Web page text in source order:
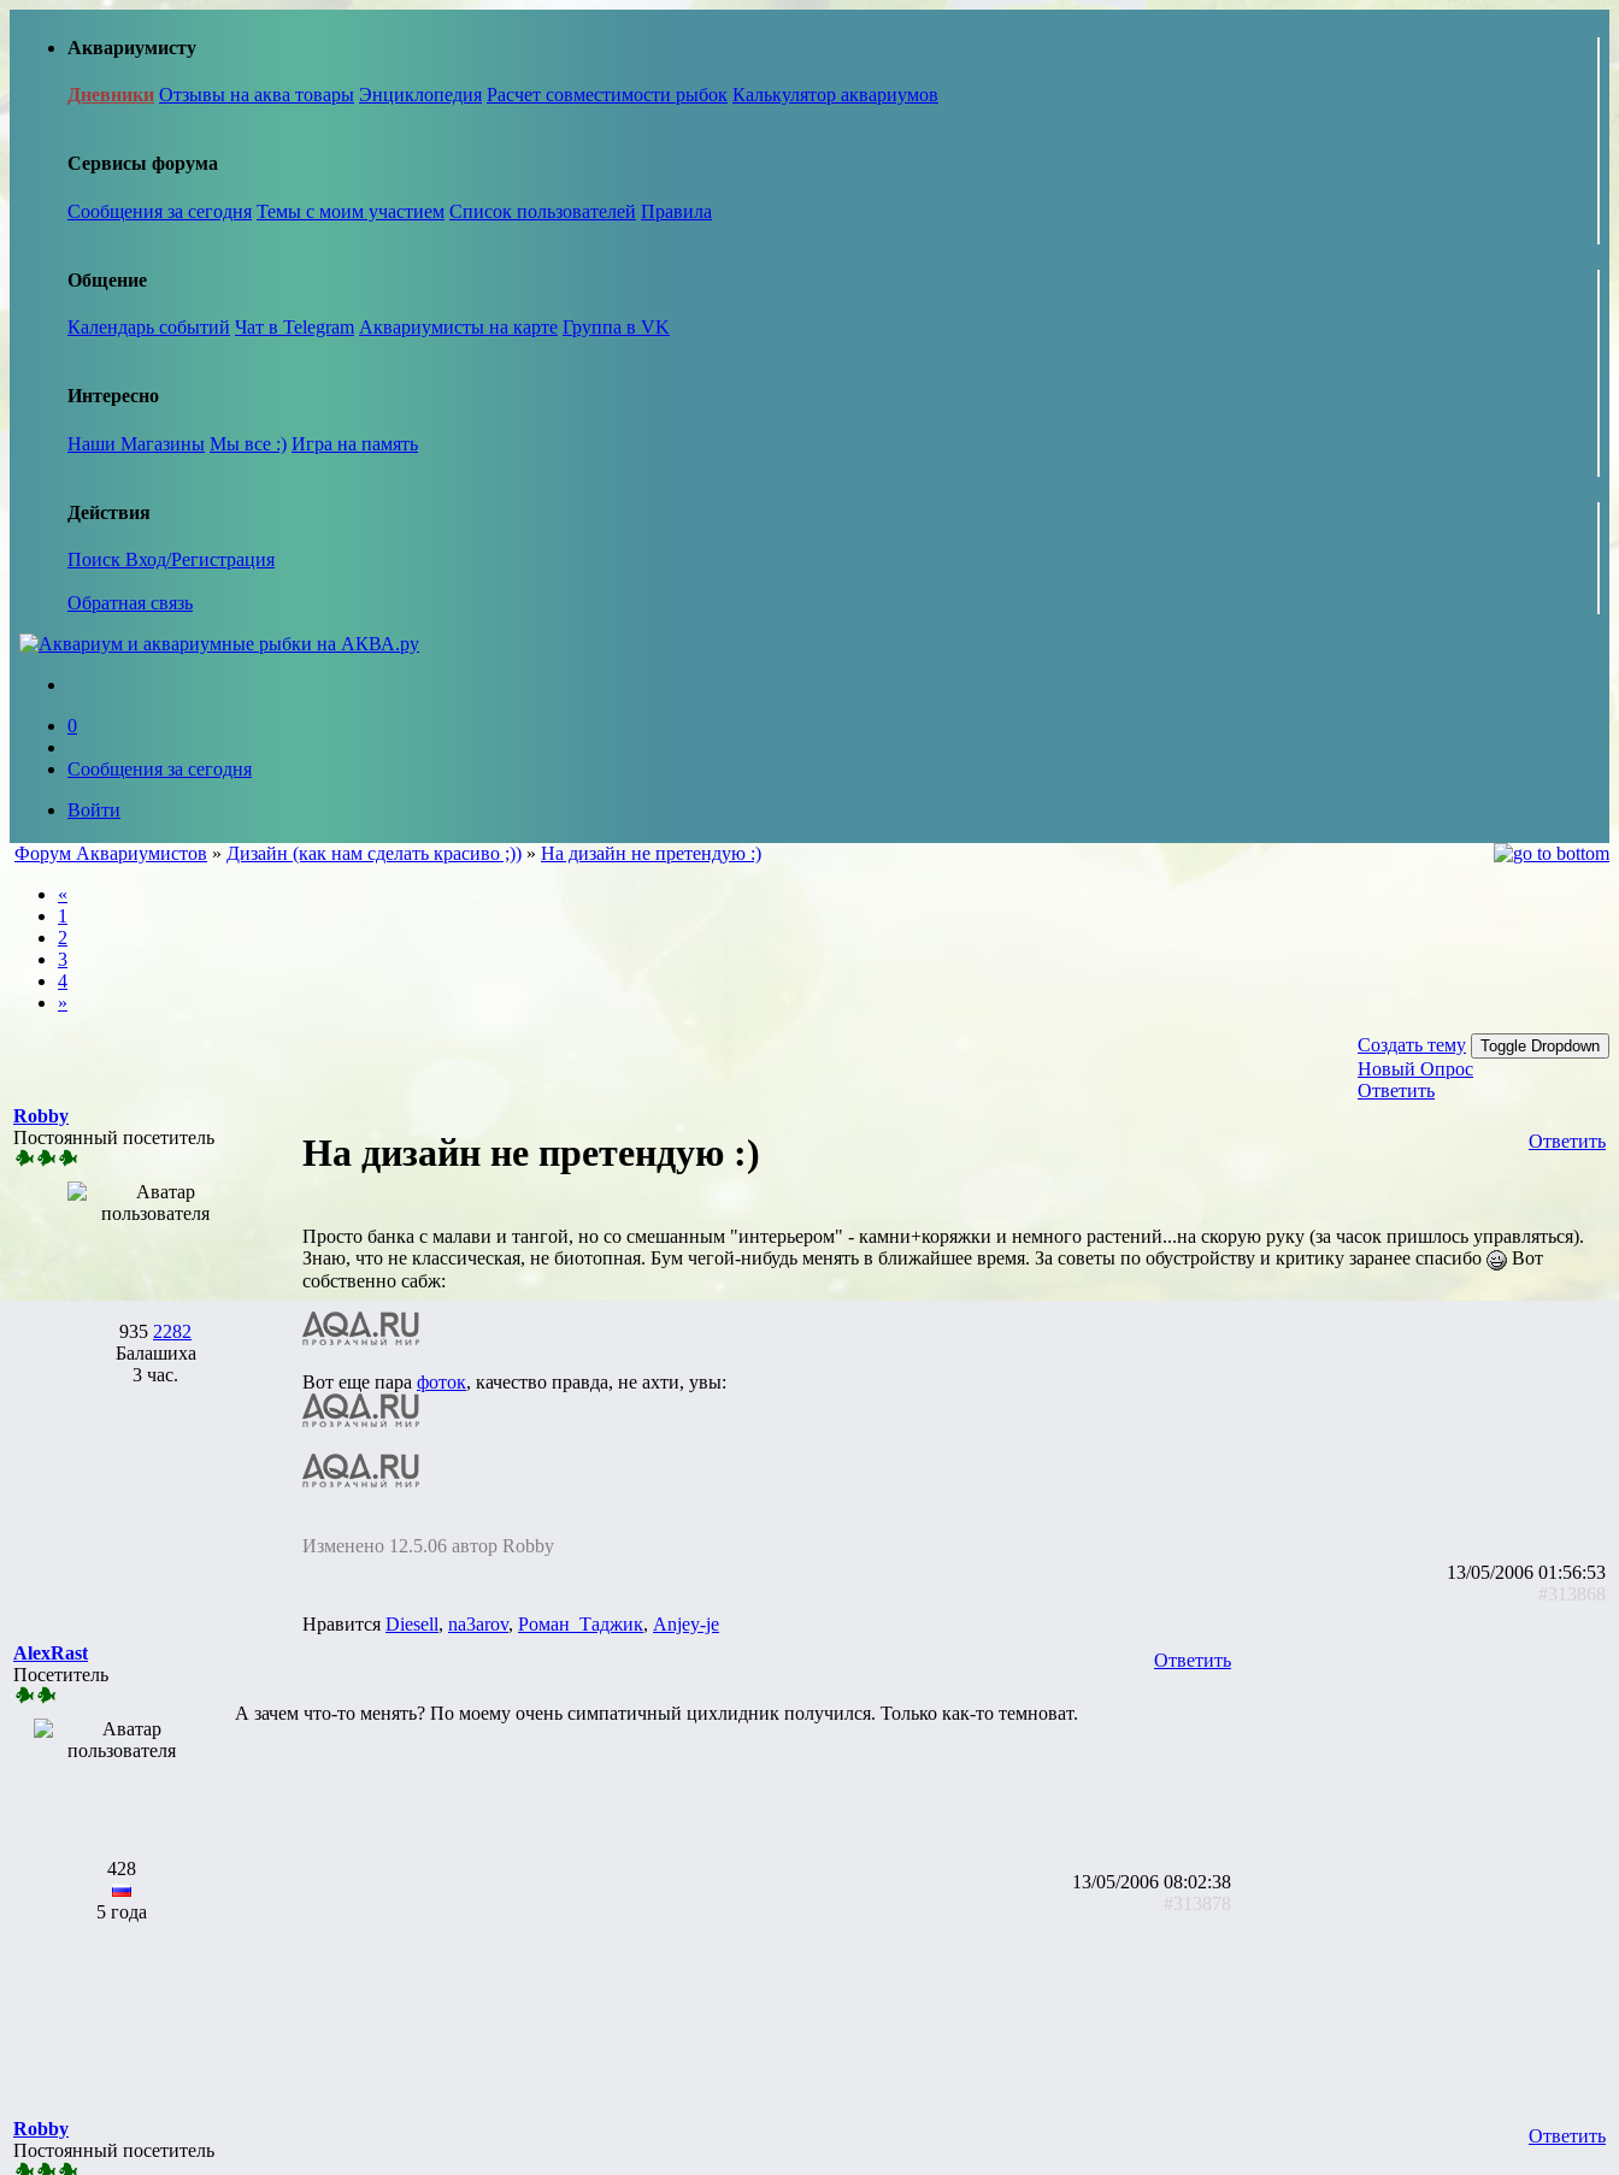
Аквариумисту
Дневники Отзывы на аква товары Энциклопедия Расчет совместимости рыбок Калькулятор аквариумов
Сервисы форума
Сообщения за сегодня Темы с моим участием Список пользователей Правила
Общение
Календарь событий Чат в Telegram Аквариумисты на карте Группа в VK
Интересно
Наши Магазины Мы все :) Игра на память
Действия
Поиск Вход/Регистрация
Обратная связь
0
Сообщения за сегодня
Войти
Форум Аквариумистов » Дизайн (как нам сделать красиво ;)) » На дизайн не претендую :)
«
1
2
3
4
»
Создать тему Toggle Dropdown
Новый Опрос
Ответить
Robby
Постоянный посетитель
935 2282
Балашиха
3 час.
Ответить
На дизайн не претендую :)
Просто банка с малави и тангой, но со смешанным "интерьером" - камни+коряжки и немного растений...на скорую руку (за часок пришлось управляться).
Знаю, что не классическая, не биотопная. Бум чегой-нибудь менять в ближайшее время. За советы по обустройству и критику заранее спасибо
Вот
собственно сабж:
Вот еще пара фоток, качество правда, не ахти, увы:
Изменено 12.5.06 автор Robby
13/05/2006 01:56:53
#313868
Нравится Diesell, na3arov, Роман_Таджик, Anjey-je
AlexRast
Посетитель
428
5 года
Ответить
А зачем что-то менять? По моему очень симпатичный цихлидник получился. Только как-то темноват.
13/05/2006 08:02:38
#313878
Robby
Постоянный посетитель
Ответить